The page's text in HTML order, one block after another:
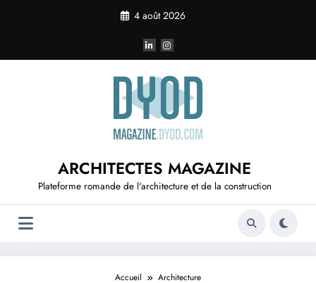
4 août 2026
ARCHITECTES MAGAZINE
Plateforme romande de l'architecture et de la construction
Accueil Architecture